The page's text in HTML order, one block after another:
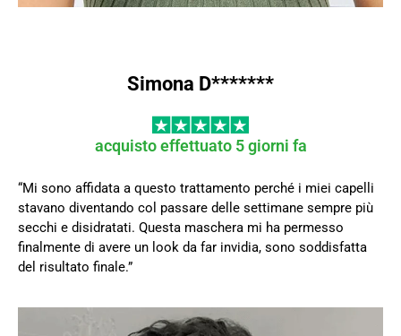
Simona D*******
acquisto effettuato 5 giorni fa
“Mi sono affidata a questo trattamento perché i miei capelli
stavano diventando col passare delle settimane sempre più
secchi e disidratati. Questa maschera mi ha permesso
finalmente di avere un look da far invidia, sono soddisfatta
del risultato finale.”